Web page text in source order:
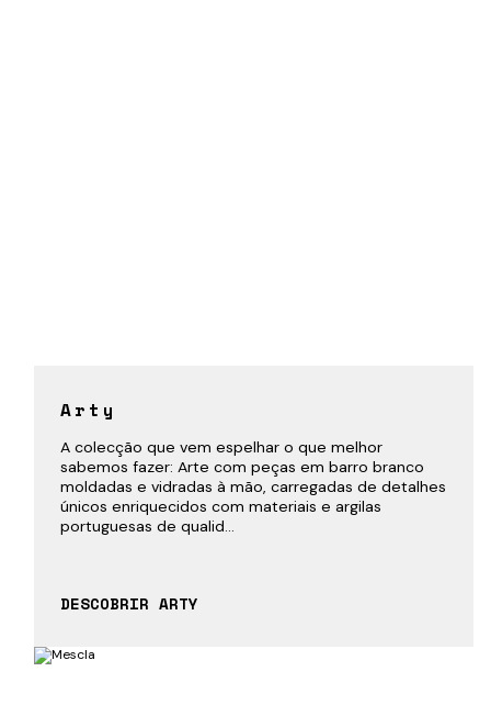
Arty
A colecção que vem espelhar o que melhor
sabemos fazer: Arte com peças em barro branco
moldadas e vidradas à mão, carregadas de detalhes
únicos enriquecidos com materiais e argilas
portuguesas de qualid...
DESCOBRIR ARTY